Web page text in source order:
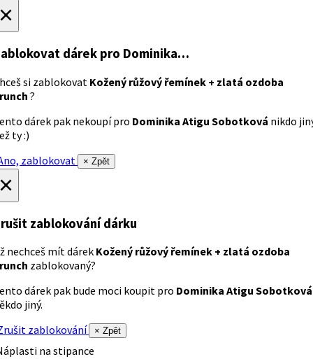
dárek pro Dominika…
si zablokovat Kožený růžový řemínek + zlatá ozdoba
?
dárek pak nekoupí pro Dominika Atigu Sobotková nikdo
ty :)
zablokovat
× Zpět
zablokování dárku
nechceš mít dárek Kožený růžový řemínek + zlatá ozdoba
zablokovaný?
dárek pak bude moci koupit pro Dominika Atigu Sobotková
jiný.
zablokování
× Zpět